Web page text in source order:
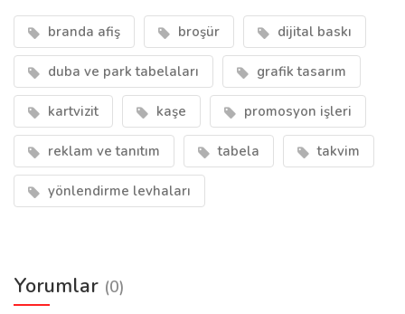
branda afiş broşür dijital baskı
duba ve park tabelaları grafik tasarım
kartvizit kaşe promosyon işleri
reklam ve tanıtım tabela takvim
yönlendirme levhaları
Yorumlar (0)